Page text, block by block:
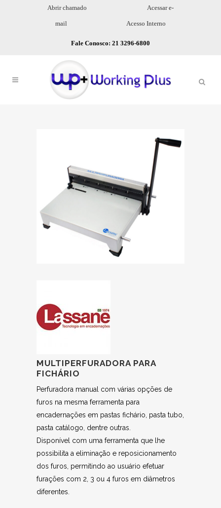
Abrir chamado Acessar e-
mail Acesso Interno
Fale Conosco: 21 3296-6800
MULTIPERFURADORA PARA
FICHÁRIO
Perfuradora manual com várias opções de
furos na mesma ferramenta para
encadernações em pastas fichário, pasta tubo,
pasta catálogo, dentre outras.
Disponível com uma ferramenta que lhe
possibilita a eliminação e reposicionamento
dos furos, permitindo ao usuário efetuar
furações com 2, 3 ou 4 furos em diâmetros
diferentes.